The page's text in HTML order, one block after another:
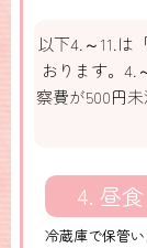
以下4.～11.は
おります。4.
察費が500円
4. 昼
冷蔵庫で保管